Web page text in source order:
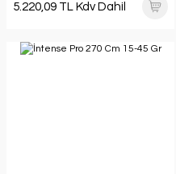
5.220,09 TL Kdv Dahil